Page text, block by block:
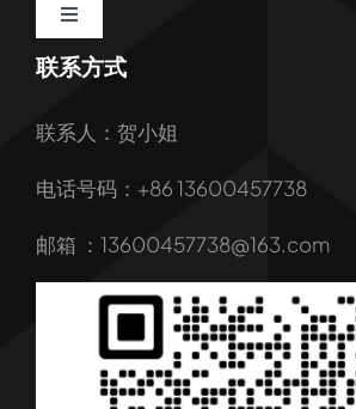
Toggle
Navigation
首页
我们的服务
行业解决方案
联系方式
联系人：贺小姐
电话号码：+86 13600457738
邮箱 ：13600457738@163.com